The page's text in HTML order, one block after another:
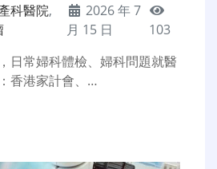
科醫院,
2026 年 7
月 15 日
103
日常婦科體檢、婦科問題就醫
香港家計會、…